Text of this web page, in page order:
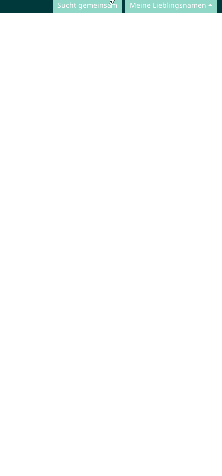
Sucht gemeinsam Meine Lieblingsnamen